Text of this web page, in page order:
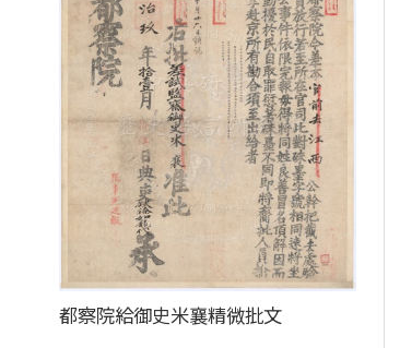
都察院給御史米襄精微批文